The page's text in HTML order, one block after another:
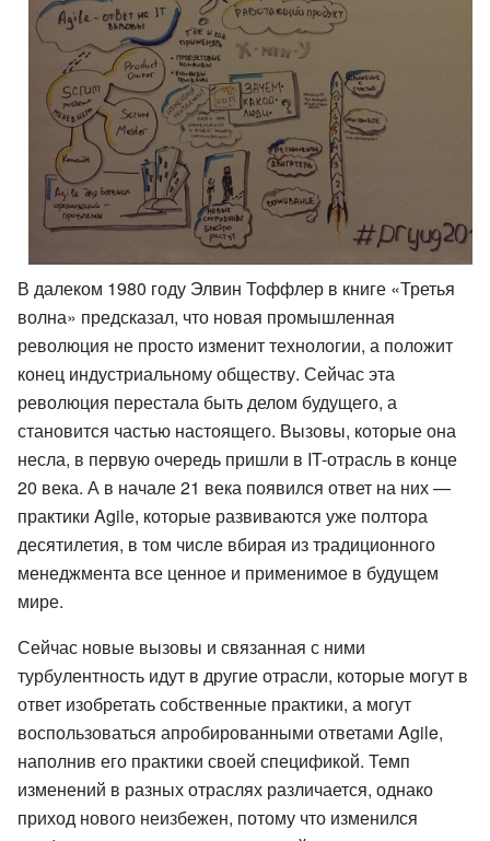
В далеком 1980 году Элвин Тоффлер в книге «Третья
волна» предсказал, что новая промышленная
революция не просто изменит технологии, а положит
конец индустриальному обществу. Сейчас эта
революция перестала быть делом будущего, а
становится частью настоящего. Вызовы, которые она
несла, в первую очередь пришли в IT-отрасль в конце
20 века. А в начале 21 века появился ответ на них —
практики Agile, которые развиваются уже полтора
десятилетия, в том числе вбирая из традиционного
менеджмента все ценное и применимое в будущем
мире.
Сейчас новые вызовы и связанная с ними
турбулентность идут в другие отрасли, которые могут в
ответ изобретать собственные практики, а могут
воспользоваться апробированными ответами Agile,
наполнив его практики своей спецификой. Темп
изменений в разных отраслях различается, однако
приход нового неизбежен, потому что изменился